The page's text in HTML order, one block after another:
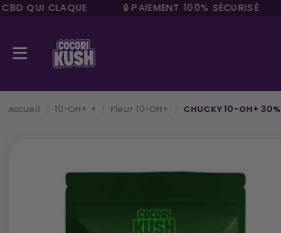
QUI CLAQUE 🔒 PAIEMENT 100% SÉCURISÉ
Accueil 10-OH+ + Fleur 10-OH+ CHUCKY 10-OH+ 30%